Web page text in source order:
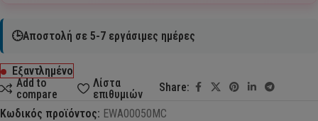
🕒Αποστολή σε 5-7 εργάσιμες ημέρες
Εξαντλημένο
Add to
compare
Λίστα
επιθυμιών
Share:
Κωδικός προϊόντος: EWA00050MC